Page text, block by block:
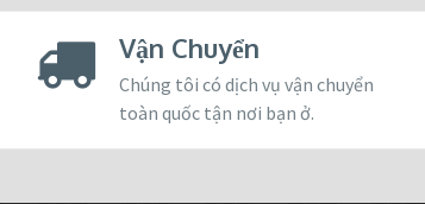
Vận Chuyển
Chúng tôi có dịch vụ vận chuyển
toàn quốc tận nơi bạn ở.